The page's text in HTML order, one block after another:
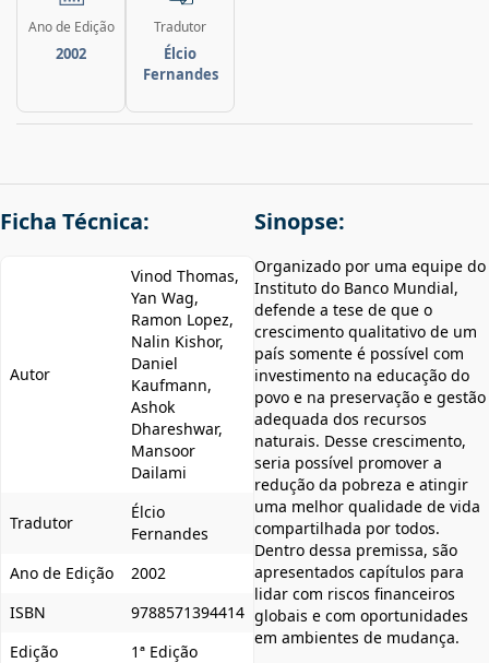
Ano de Edição
2002
Tradutor
Élcio
Fernandes
Ficha Técnica:
Autor
Vinod Thomas,
Yan Wag,
Ramon Lopez,
Nalin Kishor,
Daniel
Kaufmann,
Ashok
Dhareshwar,
Mansoor
Dailami
Tradutor
Élcio
Fernandes
Ano de Edição
2002
ISBN
9788571394414
Edição
1ª Edição
Sinopse:
Organizado por uma equipe do
Instituto do Banco Mundial,
defende a tese de que o
crescimento qualitativo de um
país somente é possível com
investimento na educação do
povo e na preservação e gestão
adequada dos recursos
naturais. Desse crescimento,
seria possível promover a
redução da pobreza e atingir
uma melhor qualidade de vida
compartilhada por todos.
Dentro dessa premissa, são
apresentados capítulos para
lidar com riscos financeiros
globais e com oportunidades
em ambientes de mudança.